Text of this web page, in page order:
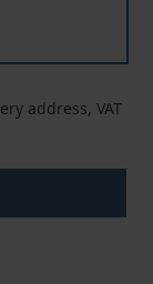
address, VAT